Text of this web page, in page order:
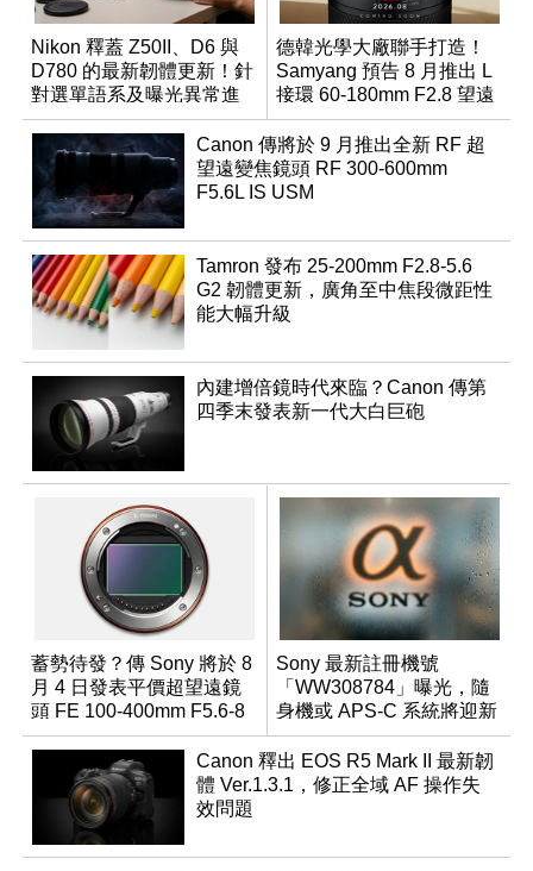
Nikon 釋蓋 Z50II、D6 與
D780 的最新韌體更新！針
對選單語系及曝光異常進
行修復
德韓光學大廠聯手打造！
Samyang 預告 8 月推出 L
接環 60-180mm F2.8 望遠
變焦鏡
Canon 傳將於 9 月推出全新 RF 超
望遠變焦鏡頭 RF 300-600mm
F5.6L IS USM
Tamron 發布 25-200mm F2.8-5.6
G2 韌體更新，廣角至中焦段微距性
能大幅升級
內建增倍鏡時代來臨？Canon 傳第
四季末發表新一代大白巨砲
蓄勢待發？傳 Sony 將於 8
月 4 日發表平價超望遠鏡
頭 FE 100-400mm F5.6-8
Sony 最新註冊機號
「WW308784」曝光，隨
身機或 APS-C 系統將迎新
成員？
Canon 釋出 EOS R5 Mark II 最新韌
體 Ver.1.3.1，修正全域 AF 操作失
效問題